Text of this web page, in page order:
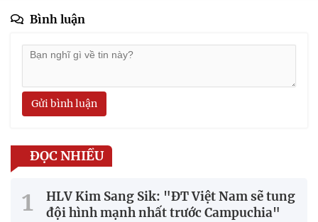
Bình luận
Gửi bình luận
ĐỌC NHIỀU
HLV Kim Sang Sik: "ĐT Việt Nam sẽ tung
đội hình mạnh nhất trước Campuchia"